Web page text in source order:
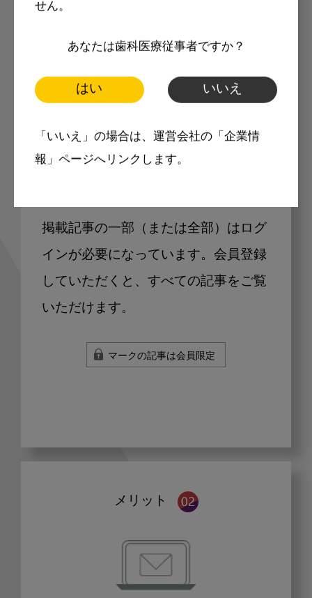
せん。
あなたは歯科医療従事者ですか？
はい いいえ
「いいえ」の場合は、運営会社の「企業情
報」ページへリンクします。
会員限定の記事を
読むことが可能
掲載記事の一部（または全部）はログ
インが必要になっています。会員登録
していただくと、すべての記事をご覧
いただけます。
マークの記事は会員限定
メリット